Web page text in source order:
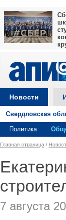
Новости
Свердловская
Политика
Главная страница /
7 августа